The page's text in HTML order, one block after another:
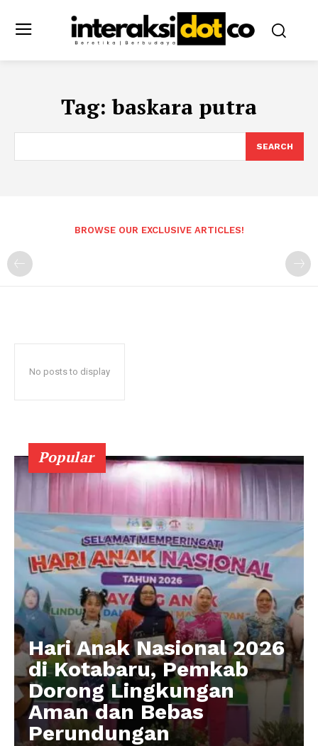
Tag:baskara putra
SEARCH
BROWSE OUR EXCLUSIVE ARTICLES!
No posts to display
Popular
Hari Anak Nasional 2026
di Kotabaru, Pemkab
Dorong Lingkungan
Aman dan Bebas
Perundungan